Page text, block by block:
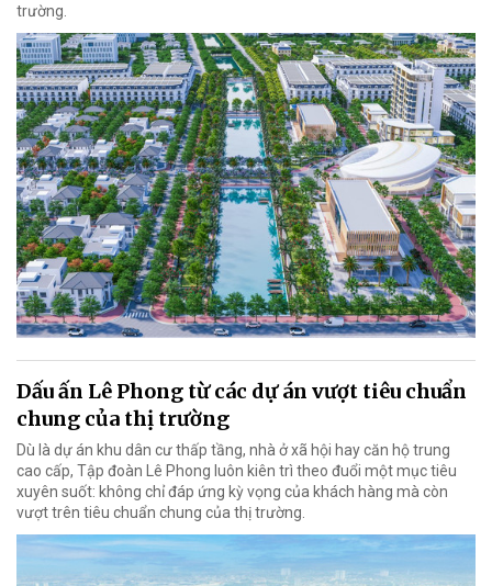
trường.
Dấu ấn Lê Phong từ các dự án vượt tiêu chuẩn
chung của thị trường
Dù là dự án khu dân cư thấp tầng, nhà ở xã hội hay căn hộ trung
cao cấp, Tập đoàn Lê Phong luôn kiên trì theo đuổi một mục tiêu
xuyên suốt: không chỉ đáp ứng kỳ vọng của khách hàng mà còn
vượt trên tiêu chuẩn chung của thị trường.